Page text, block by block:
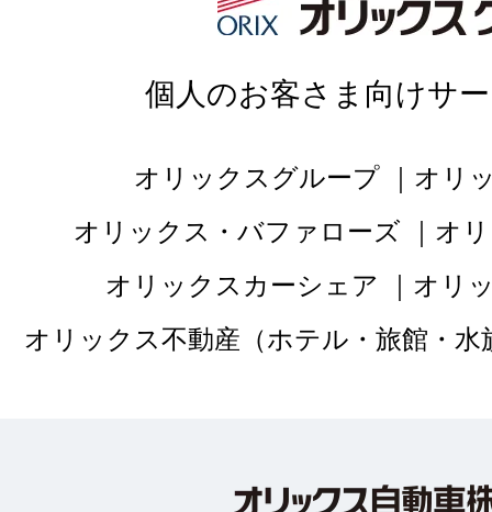
個人のお客さま向けサ
オリックスグループ
オリ
オリックス・バファローズ
オ
オリックスカーシェア
オリ
オリックス不動産（ホテル・旅館・